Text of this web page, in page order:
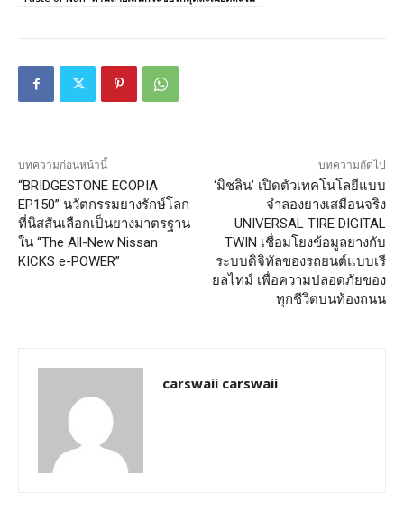
บทความก่อนหน้านี้
“BRIDGESTONE ECOPIA
EP150” นวัตกรรมยางรักษ์โลก
ที่นิสสันเลือกเป็นยางมาตรฐาน
ใน “The All-New Nissan
KICKS e-POWER”
บทความถัดไป
‘มิชลิน’ เปิดตัวเทคโนโลยีแบบ
จำลองยางเสมือนจริง
UNIVERSAL TIRE DIGITAL
TWIN เชื่อมโยงข้อมูลยางกับ
ระบบดิจิทัลของรถยนต์แบบเรี
ยลไทม์ เพื่อความปลอดภัยของ
ทุกชีวิตบนท้องถนน
carswaii carswaii